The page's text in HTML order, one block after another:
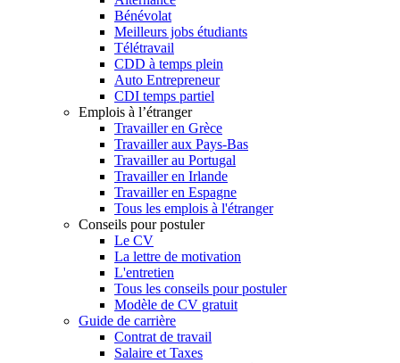
Bénévolat
Meilleurs jobs étudiants
Télétravail
CDD à temps plein
Auto Entrepreneur
CDI temps partiel
Emplois à l’étranger
Travailler en Grèce
Travailler aux Pays-Bas
Travailler au Portugal
Travailler en Irlande
Travailler en Espagne
Tous les emplois à l'étranger
Conseils pour postuler
Le CV
La lettre de motivation
L'entretien
Tous les conseils pour postuler
Modèle de CV gratuit
Guide de carrière
Contrat de travail
Salaire et Taxes